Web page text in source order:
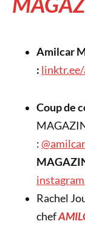
Amilcar
:
Coup de
:
Rachel
chef